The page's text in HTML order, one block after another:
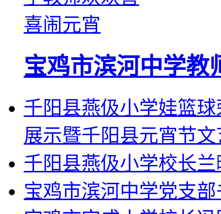
宝鸡市滨河中学教
千阳县燕伋小学娃篮
展示暨千阳县元宵节
千阳县燕伋小学校长
宝鸡市滨河中学党支